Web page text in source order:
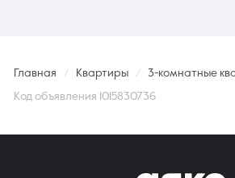
Главная Квартиры 3-комнатные
Код объявления 1015830736